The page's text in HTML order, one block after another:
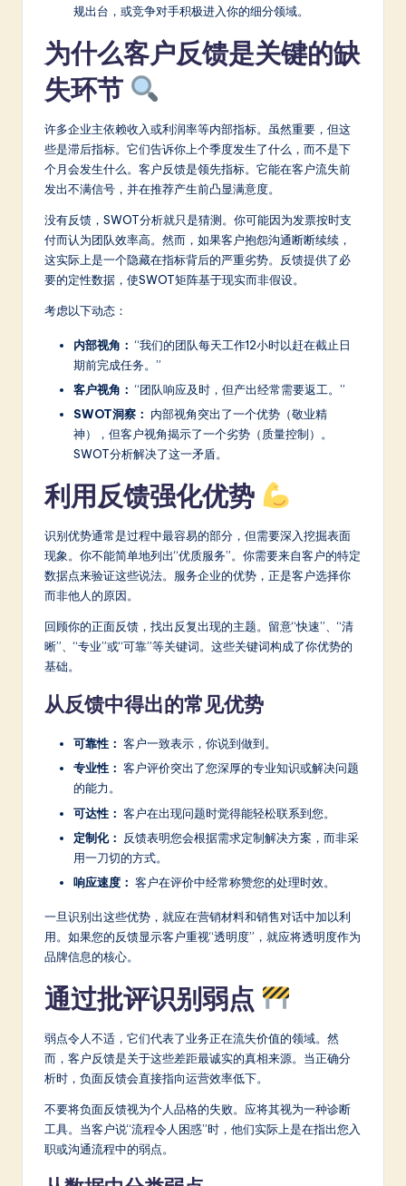
In
o
ti
o
规出台，或竞争对手积极进入你的细分领域。
为什么客户反馈是关键的缺
失环节
许多企业主依赖收入或利润率等内部指标。虽然重要，但这
些是滞后指标。它们告诉你上个季度发生了什么，而不是下
个月会发生什么。客户反馈是领先指标。它能在客户流失前
发出不满信号，并在推荐产生前凸显满意度。
没有反馈，SWOT分析就只是猜测。你可能因为发票按时支
付而认为团队效率高。然而，如果客户抱怨沟通断断续续，
这实际上是一个隐藏在指标背后的严重劣势。反馈提供了必
要的定性数据，使SWOT矩阵基于现实而非假设。
考虑以下动态：
内部视角： “我们的团队每天工作12小时以赶在截止日
期前完成任务。”
客户视角： “团队响应及时，但产出经常需要返工。”
SWOT洞察： 内部视角突出了一个优势（敬业精
神），但客户视角揭示了一个劣势（质量控制）。
SWOT分析解决了这一矛盾。
利用反馈强化优势
识别优势通常是过程中最容易的部分，但需要深入挖掘表面
现象。你不能简单地列出“优质服务”。你需要来自客户的特定
数据点来验证这些说法。服务企业的优势，正是客户选择你
而非他人的原因。
回顾你的正面反馈，找出反复出现的主题。留意“快速”、“清
晰”、“专业”或“可靠”等关键词。这些关键词构成了你优势的
基础。
从反馈中得出的常见优势
可靠性： 客户一致表示，你说到做到。
专业性： 客户评价突出了您深厚的专业知识或解决问题
的能力。
可达性： 客户在出现问题时觉得能轻松联系到您。
定制化：
反馈表明您会根据需求定制解决方案，而非采
用一刀切的方式。
响应速度： 客户在评价中经常称赞您的处理时效。
一旦识别出这些优势，就应在营销材料和销售对话中加以利
用。如果您的反馈显示客户重视“透明度”，就应将透明度作为
品牌信息的核心。
通过批评识别弱点
弱点令人不适，它们代表了业务正在流失价值的领域。然
而，客户反馈是关于这些差距最诚实的真相来源。当正确分
析时，负面反馈会直接指向运营效率低下。
不要将负面反馈视为个人品格的失败。应将其视为一种诊断
工具。当客户说“流程令人困惑”时，他们实际上是在指出您入
职或沟通流程中的弱点。